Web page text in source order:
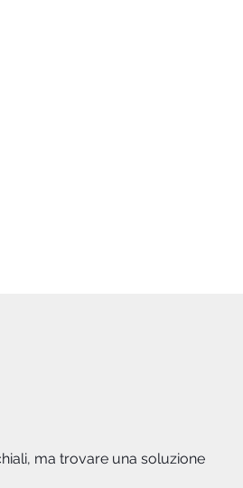
ma trovare una soluzione